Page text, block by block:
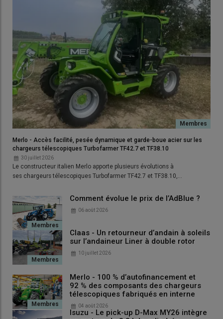
Merlo - Accès facilité, pesée dynamique et garde-boue acier sur les
chargeurs télescopiques Turbofarmer TF42.7 et TF38.10
30 juillet 2026
Le constructeur italien Merlo apporte plusieurs évolutions à
ses chargeurs télescopiques Turbofarmer TF42.7 et TF38.10,…
Comment évolue le prix de l’AdBlue ?
06 août 2026
Claas - Un retourneur d’andain à soleils
sur l’andaineur Liner à double rotor
10 juillet 2026
Merlo - 100 % d’autofinancement et
92 % des composants des chargeurs
télescopiques fabriqués en interne
04 août 2026
Isuzu - Le pick-up D-Max MY26 intègre